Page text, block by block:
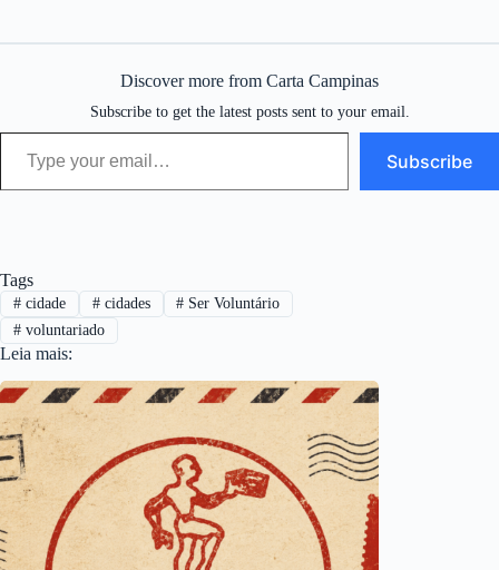
Discover more from Carta Campinas
Subscribe to get the latest posts sent to your email.
Type your email…
Subscribe
Tags
#cidade #cidades # Ser Voluntário
#voluntariado
Leia mais: